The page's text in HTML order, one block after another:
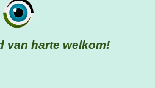
van harte welkom!